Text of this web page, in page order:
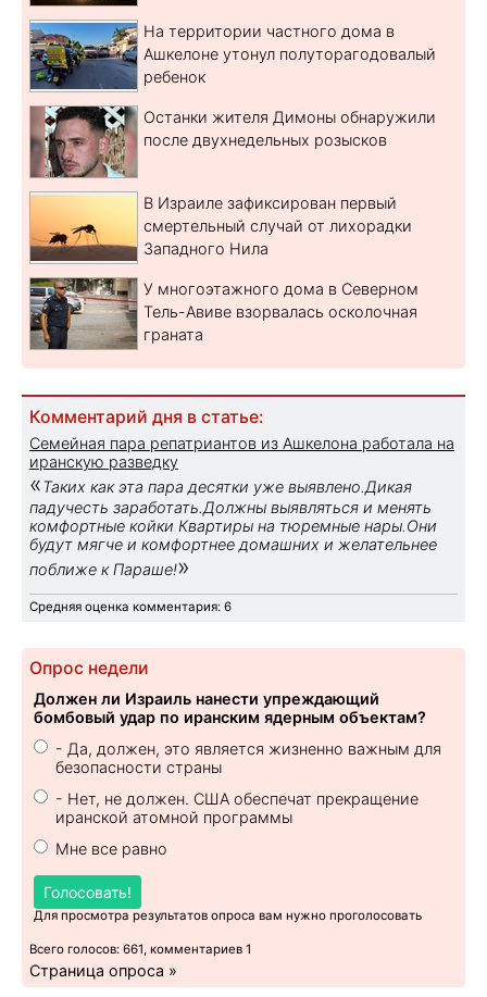
На территории частного дома в
Ашкелоне утонул полуторагодовалый
ребенок
Останки жителя Димоны обнаружили
после двухнедельных розысков
В Израиле зафиксирован первый
смертельный случай от лихорадки
Западного Нила
У многоэтажного дома в Северном
Тель-Авиве взорвалась осколочная
граната
Комментарий дня в статье:
Семейная пара репатриантов из Ашкелона работала на
иранскую разведку
«Таких как эта пара десятки уже выявлено.Дикая
падучесть заработать.Должны выявляться и менять
комфортные койки Квартиры на тюремные нары.Они
будут мягче и комфортнее домашних и желательнее
поближе к Параше!»
Средняя оценка комментария: 6
Опрос недели
Должен ли Израиль нанести упреждающий
бомбовый удар по иранским ядерным объектам?
- Да, должен, это является жизненно важным для
безопасности страны
- Нет, не должен. США обеспечат прекращение
иранской атомной программы
Мне все равно
Голосовать!
Для просмотра результатов опроса вам нужно проголосовать
Всего голосов: 661, комментариев 1
Страница опроса »